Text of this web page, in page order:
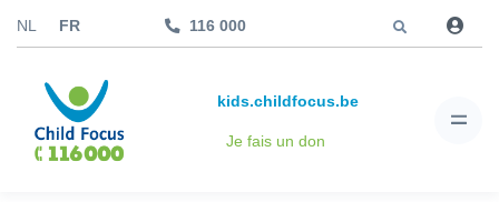
NL FR 116 000
kids.childfocus.be
Je fais un don